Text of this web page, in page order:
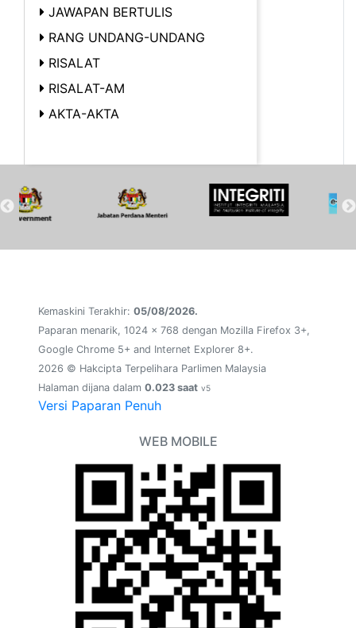
JAWAPAN BERTULIS
RANG UNDANG-UNDANG
RISALAT
RISALAT-AM
AKTA-AKTA
Kemaskini Terakhir: 05/08/2026.
Paparan menarik, 1024 x 768 dengan Mozilla Firefox 3+,
Google Chrome 5+ and Internet Explorer 8+.
2026 © Hakcipta Terpelihara Parlimen Malaysia
Halaman dijana dalam 0.023 saat v5
Versi Paparan Penuh
WEB MOBILE